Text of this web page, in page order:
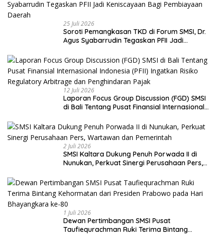
25 Juli 2026
Soroti Pemangkasan TKD di Forum SMSI, Dr.
Agus Syabarrudin Tegaskan PFII Jadi
12 Juli 2026
Laporan Focus Group Discussion (FGD) SMSI
di Bali Tentang Pusat Finansial Internasional
Arbitrage dan Penghindaran Pajak
2 Juli 2026
SMSI Kaltara Dukung Penuh Porwada II di
Nunukan, Perkuat Sinergi Perusahaan Pers,
1 Juli 2026
Dewan Pertimbangan SMSI Pusat
Taufiequrachman Ruki Terima Bintang